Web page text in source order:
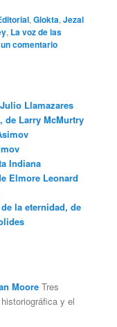
,Glokta,Jezal
, La voz de las
comentario
Llamazares
de Larry McMurtry
Indiana
Elmore Leonard
la eternidad, de
MooreTres
y el